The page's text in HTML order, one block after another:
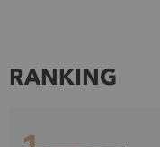
RANKING